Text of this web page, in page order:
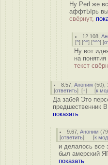
Ну Perl же
аффтЫрь
свёрнут,
12.108 ,
[^] [^^] [^^^] [
Ну вот
на
текст
8.57 ,Аноним (50),
[ответить] [↑] [к
Да забей Это
предшественник
показать
9.67 ,Аноним (79
[ответить] [к
и делалось все
был амерский
показать